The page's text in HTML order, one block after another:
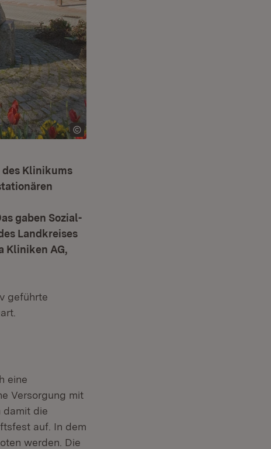
des Klinikums
gaben Sozial-
Landkreises
Kliniken AG,
geführte
eine
Versorgung mit
damit die
auf. In dem
werden. Die